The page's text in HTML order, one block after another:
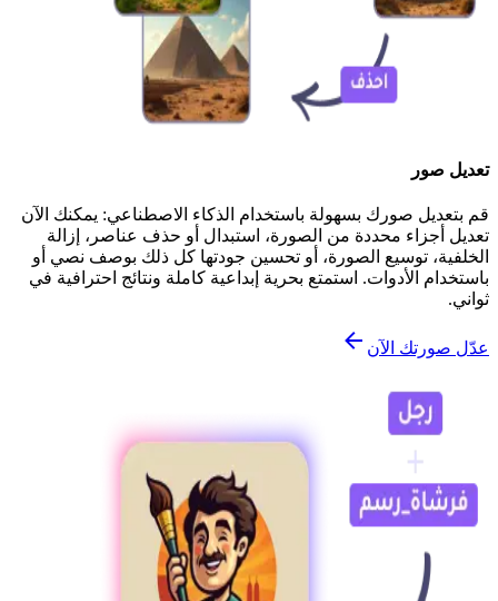
تعديل صور
قم بتعديل صورك بسهولة باستخدام الذكاء الاصطناعي: يمكنك الآن
تعديل أجزاء محددة من الصورة، استبدال أو حذف عناصر، إزالة
الخلفية، توسيع الصورة، أو تحسين جودتها كل ذلك بوصف نصي أو
باستخدام الأدوات. استمتع بحرية إبداعية كاملة ونتائج احترافية في
ثواني.
عدّل صورتك الآن